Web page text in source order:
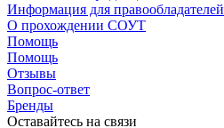
Информация для правообладателей
О прохождении СОУТ
Помощь
Помощь
Отзывы
Вопрос-ответ
Бренды
Оставайтесь на связи